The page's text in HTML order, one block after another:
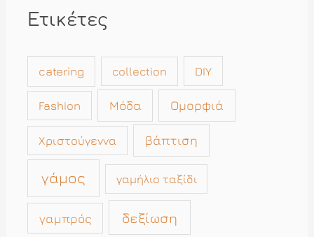
Ετικέτες
catering collection DIY
Fashion Μόδα Ομορφιά
Χριστούγεννα βάπτιση
γάμος γαμήλιο ταξίδι
γαμπρός δεξίωση